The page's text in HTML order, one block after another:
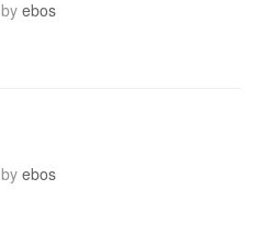
by ebos
by ebos